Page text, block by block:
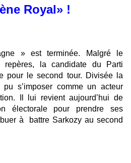
Royal» !
» est terminée. Malgré le
la candidate du Parti
pour le second tour. Divisée la
pu s’imposer comme un acteur
Il lui revient aujourd’hui de
électorale pour prendre ses
à battre Sarkozy au second